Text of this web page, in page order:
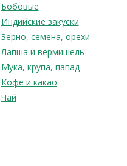
Бобовые
Индийские закуски
Зерно, семена, орехи
Лапша и вермишель
Мука, крупа, папад
Кофе и какао
Чай